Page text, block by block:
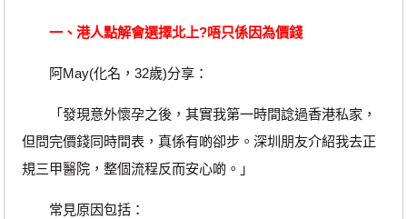
一、港人點解會選擇北上?唔只係因為價錢
阿May(化名，32歲)分享：
「發現意外懷孕之後，其實我第一時間諗過香港私家，
但問完價錢同時間表，真係有啲卻步。深圳朋友介紹我去正
規三甲醫院，整個流程反而安心啲。」
常見原因包括：